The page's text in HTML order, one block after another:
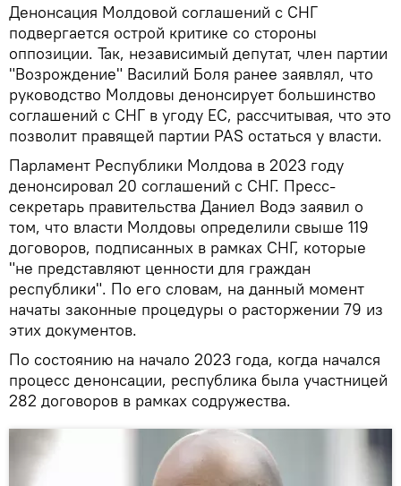
Денонсация Молдовой соглашений с СНГ
подвергается острой критике со стороны
оппозиции. Так, независимый депутат, член партии
"Возрождение" Василий Боля ранее заявлял, что
руководство Молдовы денонсирует большинство
соглашений с СНГ в угоду ЕС, рассчитывая, что это
позволит правящей партии PAS остаться у власти.
Парламент Республики Молдова в 2023 году
денонсировал 20 соглашений с СНГ. Пресс-
секретарь правительства Даниел Водэ заявил о
том, что власти Молдовы определили свыше 119
договоров, подписанных в рамках СНГ, которые
"не представляют ценности для граждан
республики". По его словам, на данный момент
начаты законные процедуры о расторжении 79 из
этих документов.
По состоянию на начало 2023 года, когда начался
процесс денонсации, республика была участницей
282 договоров в рамках содружества.